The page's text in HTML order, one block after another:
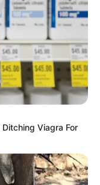
Viagra For